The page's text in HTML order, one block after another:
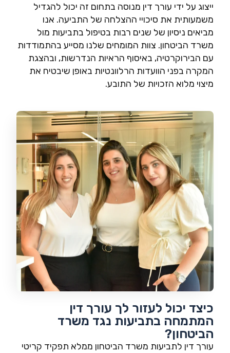
ייצוג על ידי עורך דין מנוסה בתחום זה יכול להגדיל
משמעותית את סיכויי ההצלחה של התביעה. אנו
מביאים ניסיון של שנים רבות בטיפול בתביעות מול
משרד הביטחון. צוות המומחים שלנו מסייע בהתמודדות
עם הבירוקרטיה, באיסוף הראיות הנדרשות, ובהצגת
המקרה בפני הוועדות הרלוונטיות באופן שיבטיח את
מיצוי מלוא הזכויות של התובע.
כיצד יכול לעזור לך עורך דין
המתמחה בתביעות נגד משרד
הביטחון?
עורך דין לתביעות משרד הביטחון ממלא תפקיד קריטי